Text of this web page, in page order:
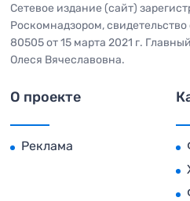
Сетевое издание (сайт)
Роскомнадзором,
80505 от 15 марта 2021 г.
Олеся Вячеславовна.
О проекте
Реклама